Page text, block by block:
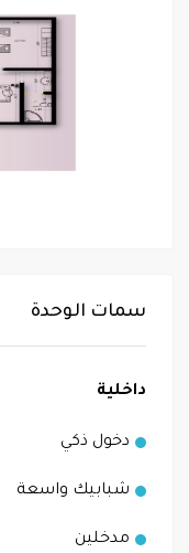
سمات الوحدة
داخلية
دخول ذكي
شبابيك واسعة
مدخلين